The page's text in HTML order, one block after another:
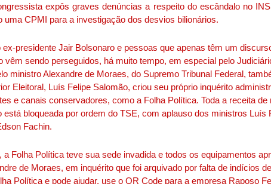
expôs graves denúncias a respeito do escândalo no
uma CPMI para a investigação dos desvios bilionários.
ex-presidente Jair Bolsonaro e pessoas que apenas têm um
vêm sendo perseguidos, há muito tempo, em especial pelo
ministro Alexandre de Moraes, do Supremo Tribunal Federal,
Eleitoral, Luís Felipe Salomão, criou seu próprio inquérito
e canais conservadores, como a Folha Política. Toda a receita
está bloqueada por ordem do TSE, com aplauso dos ministros Luís
Fachin.
a Folha Política teve sua sede invadida e todos os equipamentos
de Moraes, em inquérito que foi arquivado por falta de indícios
Política e pode ajudar, use o QR Code para a empresa Raposo